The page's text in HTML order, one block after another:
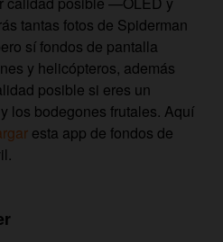
tantas fotos de Spiderman
sí fondos de pantalla
y helicópteros, además
posible si eres un
los bodegones frutales. Aquí
esta app de fondos de